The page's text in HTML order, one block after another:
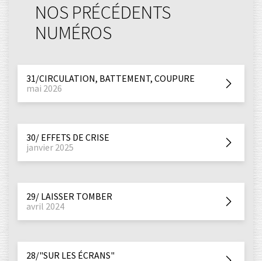
NOS PRÉCÉDENTS
NUMÉROS
31/CIRCULATION, BATTEMENT, COUPURE
mai 2026
30/ EFFETS DE CRISE
janvier 2025
29/ LAISSER TOMBER
avril 2024
28/"SUR LES ÉCRANS"